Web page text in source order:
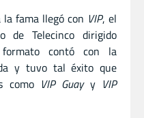
fama llegó con VIP, el
de Telecinco dirigido
contó con la
y tuvo tal éxito que
como VIP Guayy VIP